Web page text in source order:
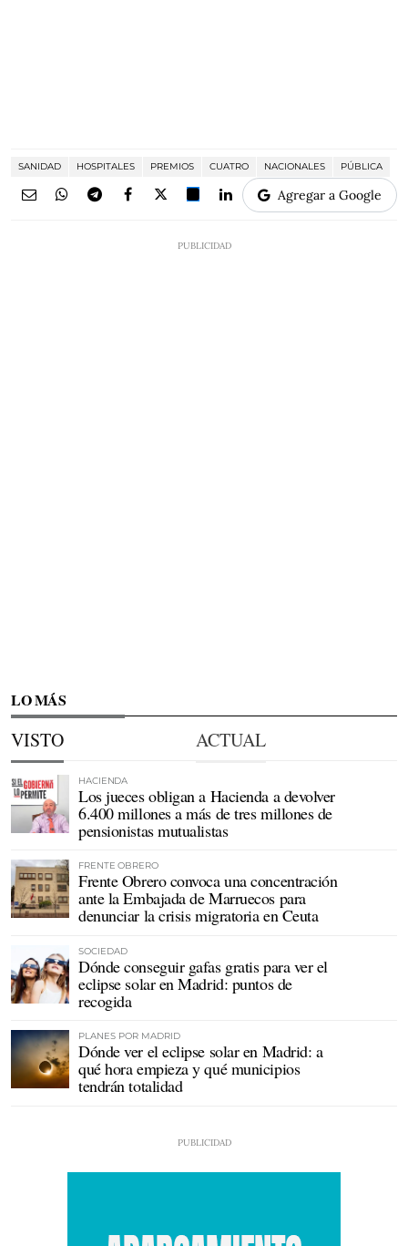
SANIDAD HOSPITALES PREMIOS CUATRO NACIONALES PÚBLICA
Agregar a Google
LO MÁS
VISTO ACTUAL
HACIENDA
Los jueces obligan a Hacienda a devolver
6.400 millones a más de tres millones de
pensionistas mutualistas
FRENTE OBRERO
Frente Obrero convoca una concentración
ante la Embajada de Marruecos para
denunciar la crisis migratoria en Ceuta
SOCIEDAD
Dónde conseguir gafas gratis para ver el
eclipse solar en Madrid: puntos de
recogida
PLANES POR MADRID
Dónde ver el eclipse solar en Madrid: a
qué hora empieza y qué municipios
tendrán totalidad